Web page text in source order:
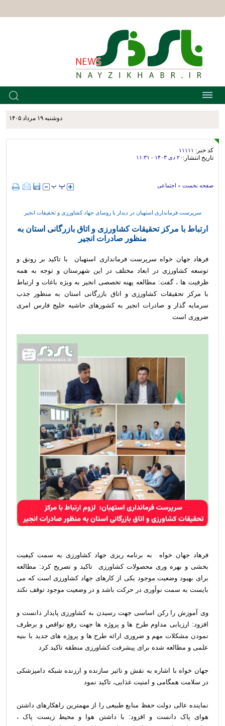
دوشنبه ۱۹ مرداد ۱۴۰۵
کد خبر: ۱۱۱۱۱
تاریخ انتشار: ۲۰ دی ۱۴۰۳ - ۱۱:۳۱
صفحه نخست » اجتماعی
سرپرست فرمانداری استهبان در دیدار با روسای جهاد کشاورزی و تحقیقات انجیر
ارتباط با مرکز تحقیقات کشاورزی و اتاق بازرگانی استان به
منظور صادرات انجیر
فرهاد جهان خواه سرپرست فرمانداری استهبان با تاکید بر رونق و
توسعه کشاورزی در ابعاد مختلف در این شهرستان و توجه به همه
ظرفیت ها ، گفت: مطالعه پهنه تخصصی انجیر به ویژه باغات و ارتباط
با مرکز تحقیقات کشاورزی و اتاق بازرگانی استان به منظور جذب
سرمایه گذار و صادرات انجیر به کشورهای حاشیه خلیج فارس امری
ضروری است
فرهاد جهان خواه به برنامه ریزی جهاد کشاورزی به سمت کیفیت
بخشی و بهره وری محصولات کشاورزی تاکید و تصریح کرد: مطالعه
برای بهبود وضعیت موجود یکی از کارهای جهاد کشاورزی است که می
بایست به سمت نوآوری در حرکت باشد و در وضعیت موجود توقف نکند
وی آموزش را رکن اساسی جهت رسیدن به کشاورزی پایدار دانست و
افزود: ارزیابی مداوم طرح ها و پروژه ها جهت رفع نواقص و برطرف
نمودن مشکلات مهم و ضروری ارائه طرح ها و پروژه های جدید با بنیه
علمی و مطالعه شده برای پیشرفت کشاورزی منطقه تاکید کرد
جهان خواه با اشاره به نقش و تاثیر سازنده و ارزنده شبکه دامپزشکی
در سلامت همگامی و امنیت غذایی، تاکید نمود
نماینده عالی دولت حفظ منابع طبیعی را از مهمترین راهکارهای داشتن
هوای پاک دانست و افزود: با داشتن هوا و محیط زیست پاک ،